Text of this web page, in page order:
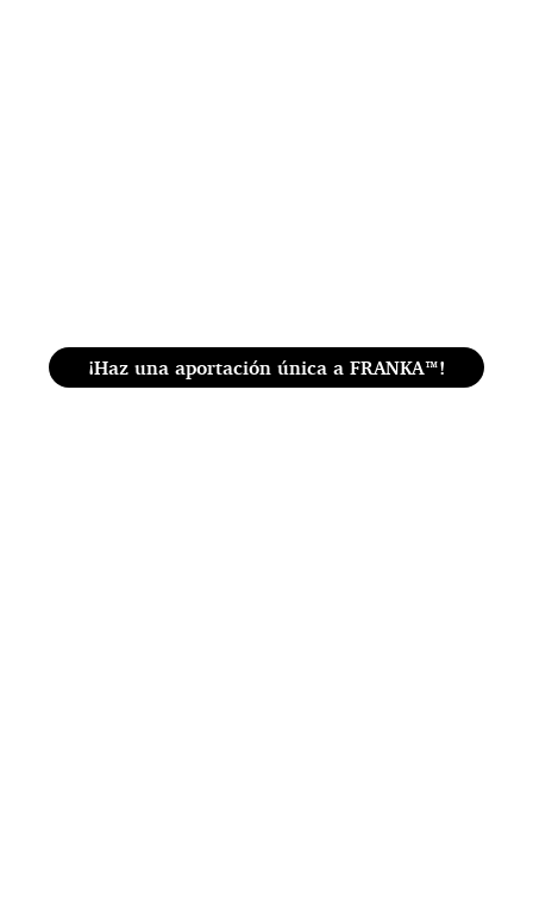
¡Haz una aportación única a FRANKA™️!